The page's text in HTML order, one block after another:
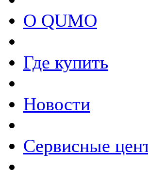
О QUMO
Где купить
Новости
Сервисные